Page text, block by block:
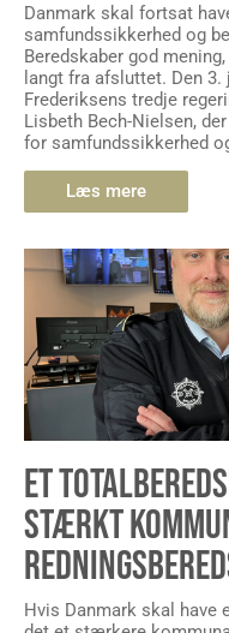
Danmark skal fortsat
samfundssikkerhed og
Beredskaber god
langt fra afsluttet. Den
Frederiksens tredje
Lisbeth Bech-Nielsen,
for samfundssikkerhed
Læs mere
ET
STÆRKT
Hvis Danmark skal